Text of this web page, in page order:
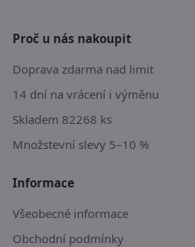
Proč u nás nakoupit
Doprava zdarma nad limit
14 dní na vrácení i výměnu
Skladem 82268 ks
Množstevní slevy 5–10 %
Informace
Všeobecné informace
Obchodní podmínky